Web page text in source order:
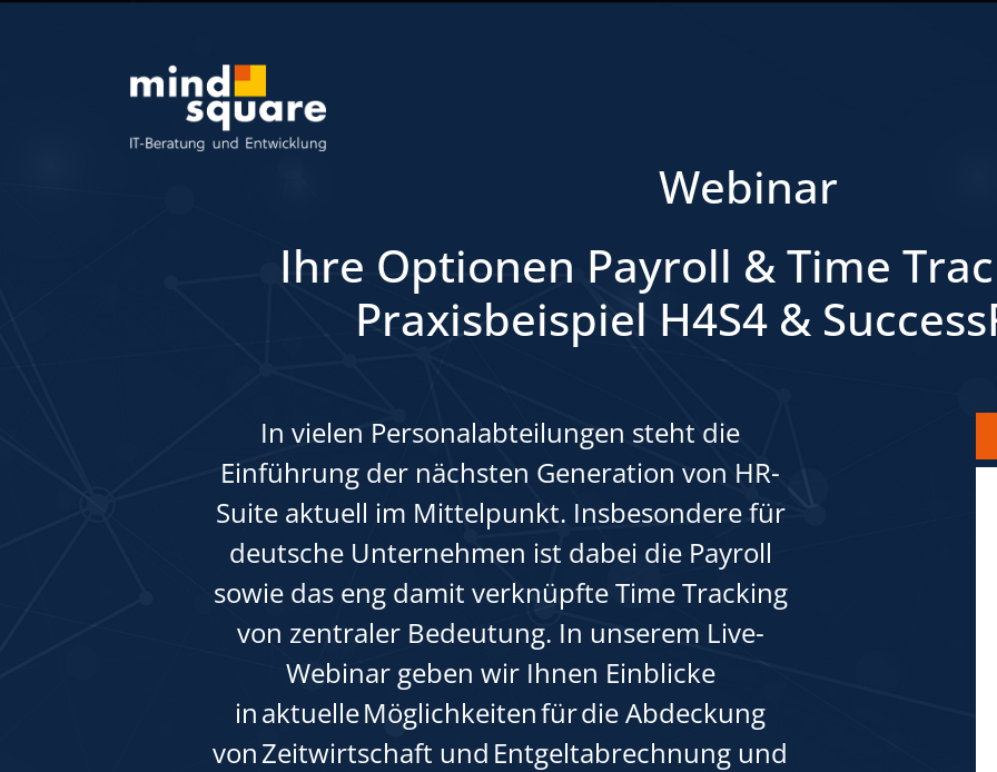
Webinar
Ihre Optionen Payroll & Time
Praxisbeispiel H4S4 &
In vielen Personalabteilungen steht die
Einführung der nächsten Generation von HR-
Suite aktuell im Mittelpunkt. Insbesondere für
deutsche Unternehmen ist dabei die Payroll
sowie das eng damit verknüpfte Time Tracking
von zentraler Bedeutung. In unserem Live-
Webinar geben wir Ihnen Einblicke
in aktuelle Möglichkeiten für die Abdeckung
von Zeitwirtschaft und Entgeltabrechnung und